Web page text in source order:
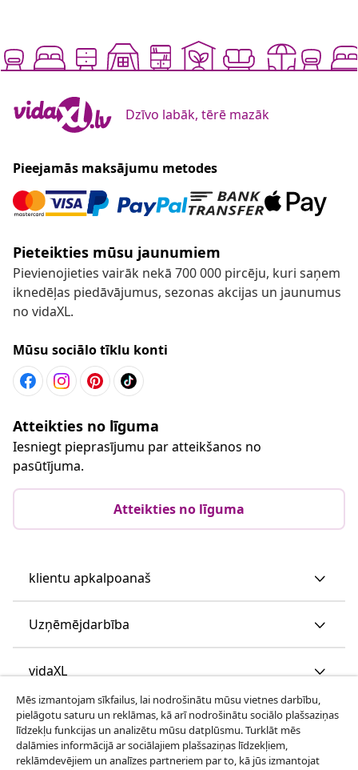
Dzīvo labāk, tērē mazāk
Pieejamās maksājumu metodes
Pieteikties mūsu jaunumiem
Pievienojieties vairāk nekā 700 000 pircēju, kuri saņem
iknedēļas piedāvājumus, sezonas akcijas un jaunumus
no vidaXL.
Mūsu sociālo tīklu konti
Atteikties no līguma
Iesniegt pieprasījumu par atteikšanos no
pasūtījuma.
Atteikties no līguma
klientu apkalpoanaš
Uzņēmējdarbība
vidaXL
Apskatiet vairāk
Mēs izmantojam sīkfailus, lai nodrošinātu mūsu vietnes darbību,
pielāgotu saturu un reklāmas, kā arī nodrošinātu sociālo plašsaziņas
līdzekļu funkcijas un analizētu mūsu datplūsmu. Turklāt mēs
dalāmies informācijā ar sociālajiem plašsaziņas līdzekļiem,
reklāmdevējiem un analīzes partneriem par to, kā jūs izmantojat